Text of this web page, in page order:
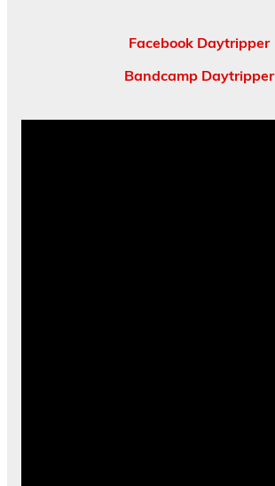
Facebook Daytripper
Bandcamp Daytripper